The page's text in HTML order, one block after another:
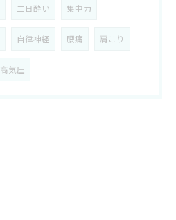
二日酔い 集中力
自律神経 腰痛 肩こり
高気圧